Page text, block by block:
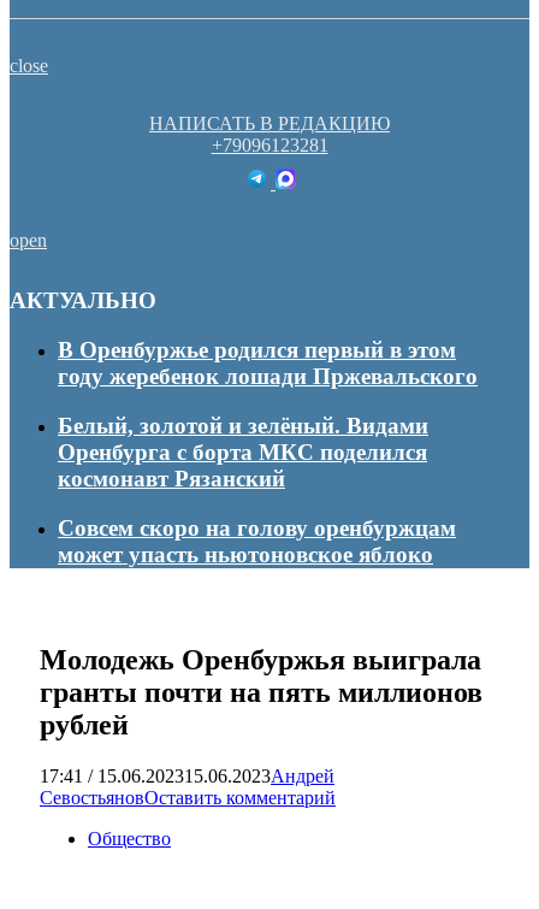
close
НАПИСАТЬ В РЕДАКЦИЮ
+79096123281
open
АКТУАЛЬНО
В Оренбуржье родился первый в этом
году жеребенок лошади Пржевальского
Белый, золотой и зелёный. Видами
Оренбурга с борта МКС поделился
космонавт Рязанский
Совсем скоро на голову оренбуржцам
может упасть ньютоновское яблоко
Молодежь Оренбуржья выиграла
гранты почти на пять миллионов
рублей
17:41 / 15.06.202315.06.2023Андрей
СевостьяновОставить комментарий
Общество